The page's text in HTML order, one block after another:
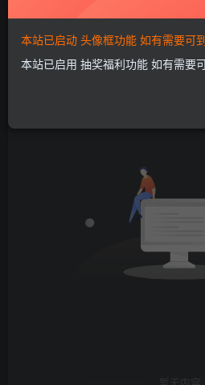
文章0 收藏0 评论27 版块
文章 0 帖子 0 商品 0
本站已启动 头像框功能 如有需要可
本站已启用 抽奖福利功能 如有需要